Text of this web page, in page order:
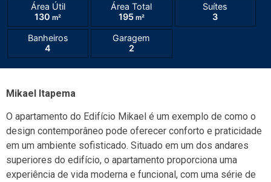
Área Útil
130 m²
Área Total
195m²
Suítes
3
Banheiros
4
Garagem
2
Mikael Itapema
O apartamento do Edifício Mikael é um exemplo de como o
design contemporâneo pode oferecer conforto e praticidade
em um ambiente sofisticado. Situado em um dos andares
superiores do edifício, o apartamento proporciona uma
experiência de vida moderna e funcional, com uma série de